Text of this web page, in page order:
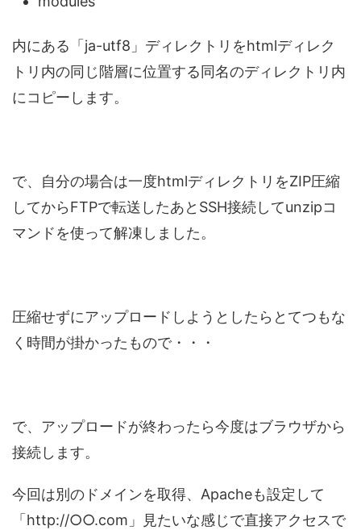
内にある「ja-utf8」ディレクトリをhtmlディレク
トリ内の同じ階層に位置する同名のディレクトリ内
にコピーします。
で、自分の場合は一度htmlディレクトリをZIP圧縮
してからFTPで転送したあとSSH接続してunzipコ
マンドを使って解凍しました。
圧縮せずにアップロードしようとしたらとてつもな
く時間が掛かったもので・・・
で、アップロードが終わったら今度はブラウザから
接続します。
今回は別のドメインを取得、Apacheも設定して
「http://○○.com」見たいな感じで直接アクセスで